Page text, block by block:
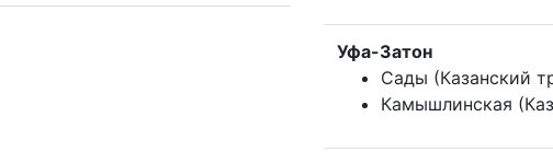
Уфа-Затон
Сады (Казанский
Камышлинская